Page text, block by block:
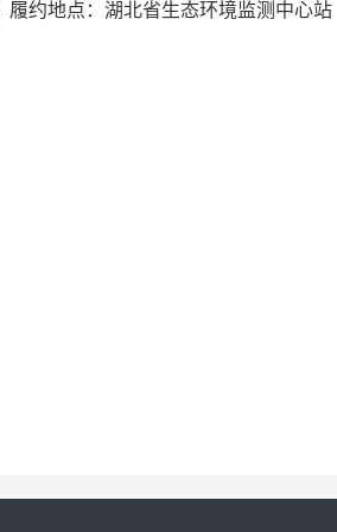
约地点：湖北省生态环境监测中心站